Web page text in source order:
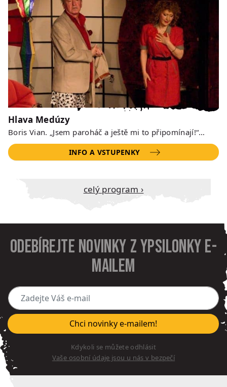
Hlava Medúzy
Boris Vian. „Jsem paroháč a ještě mi to připomínají!“…
INFO A VSTUPENKY
Celý program ›
Odebírejte novinky z Ypsilonky e-
mailem
Zadejte Váš e-mail
Chci novinky e-mailem!
Kdykoli se můžete odhlásit
Vaše osobní údaje jsou u nás v bezpečí